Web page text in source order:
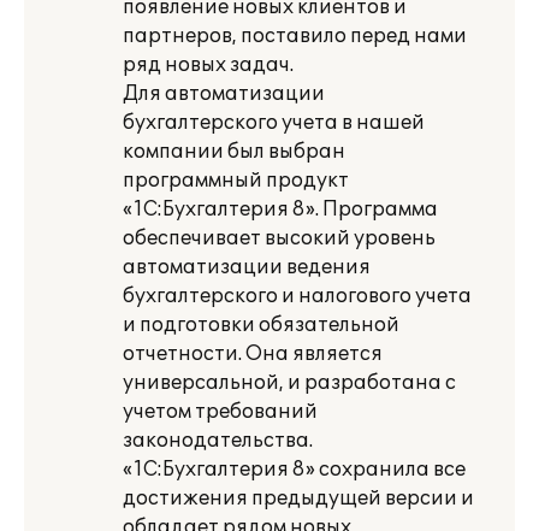
появление новых клиентов и
партнеров, поставило перед нами
ряд новых задач.
Для автоматизации
бухгалтерского учета в нашей
компании был выбран
программный продукт
«1С:Бухгалтерия 8». Программа
обеспечивает высокий уровень
автоматизации ведения
бухгалтерского и налогового учета
и подготовки обязательной
отчетности. Она является
универсальной, и разработана с
учетом требований
законодательства.
«1С:Бухгалтерия 8» сохранила все
достижения предыдущей версии и